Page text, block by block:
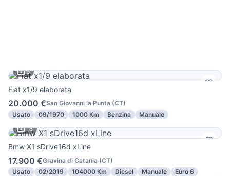
6
Fiat x1/9 elaborata
20.000 €San Giovanni la Punta (CT)
Usato
09/1970 1000 Km Benzina
Manuale
18
Bmw X1 sDrive16d xLine
17.900 €Gravina di Catania (CT)
Usato
02/2019 104000 Km Diesel Manuale
Euro 6